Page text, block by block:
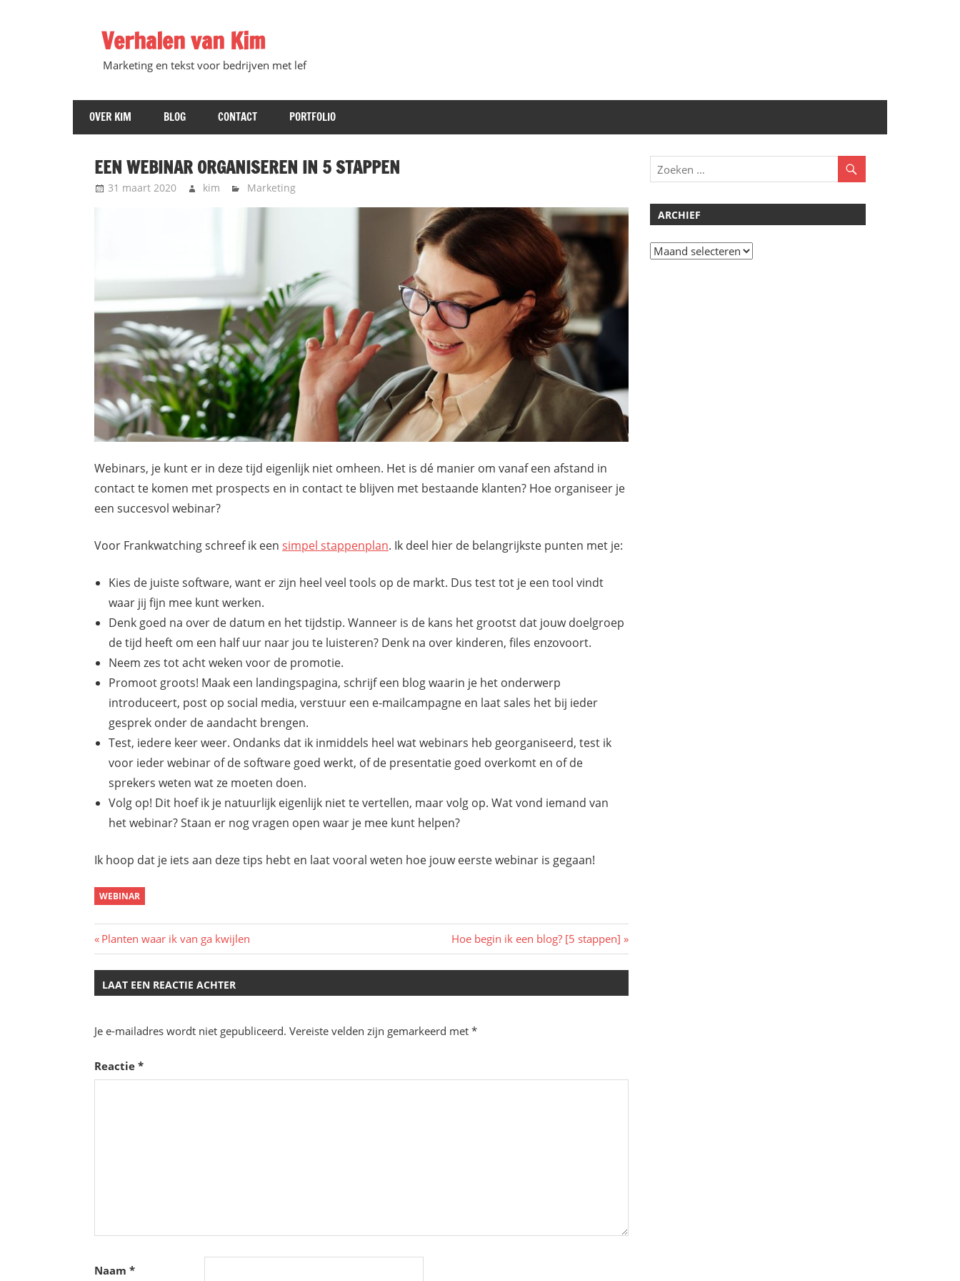
Verhalen van Kim
Marketing en tekst voor bedrijven met lef
OVER KIM BLOG CONTACT PORTFOLIO
EEN WEBINAR ORGANISEREN IN 5 STAPPEN
31 maart 2020 kim Marketing
Webinars, je kunt er in deze tijd eigenlijk niet omheen. Het is dé manier om vanaf een afstand in
contact te komen met prospects en in contact te blijven met bestaande klanten? Hoe organiseer je
een succesvol webinar?
Voor Frankwatching schreef ik een simpel stappenplan. Ik deel hier de belangrijkste punten met je:
Kies de juiste software, want er zijn heel veel tools op de markt. Dus test tot je een tool vindt
waar jij fijn mee kunt werken.
Denk goed na over de datum en het tijdstip. Wanneer is de kans het grootst dat jouw doelgroep
de tijd heeft om een half uur naar jou te luisteren? Denk na over kinderen, files enzovoort.
Neem zes tot acht weken voor de promotie.
Promoot groots! Maak een landingspagina, schrijf een blog waarin je het onderwerp
introduceert, post op social media, verstuur een e-mailcampagne en laat sales het bij ieder
gesprek onder de aandacht brengen.
Test, iedere keer weer. Ondanks dat ik inmiddels heel wat webinars heb georganiseerd, test ik
voor ieder webinar of de software goed werkt, of de presentatie goed overkomt en of de
sprekers weten wat ze moeten doen.
Volg op! Dit hoef ik je natuurlijk eigenlijk niet te vertellen, maar volg op. Wat vond iemand van
het webinar? Staan er nog vragen open waar je mee kunt helpen?
Ik hoop dat je iets aan deze tips hebt en laat vooral weten hoe jouw eerste webinar is gegaan!
WEBINAR
Bericht
navigatie
Vorig
bericht:
Planten waar ik van ga kwijlen
Volgend
bericht:
Hoe begin ik een blog? [5 stappen]
LAAT EEN REACTIE ACHTER
Je e-mailadres wordt niet gepubliceerd. Vereiste velden zijn gemarkeerd met *
Reactie *
Naam *
ARCHIEF
Archief